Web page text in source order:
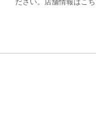
ださい。店舗情報はこ